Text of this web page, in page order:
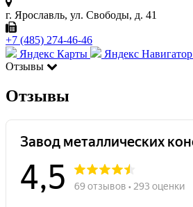
г. Ярославль, ул. Свободы, д. 41
+7 (485) 274-46-46
Яндекс Карты
Яндекс Навигатор
Отзывы
Отзывы